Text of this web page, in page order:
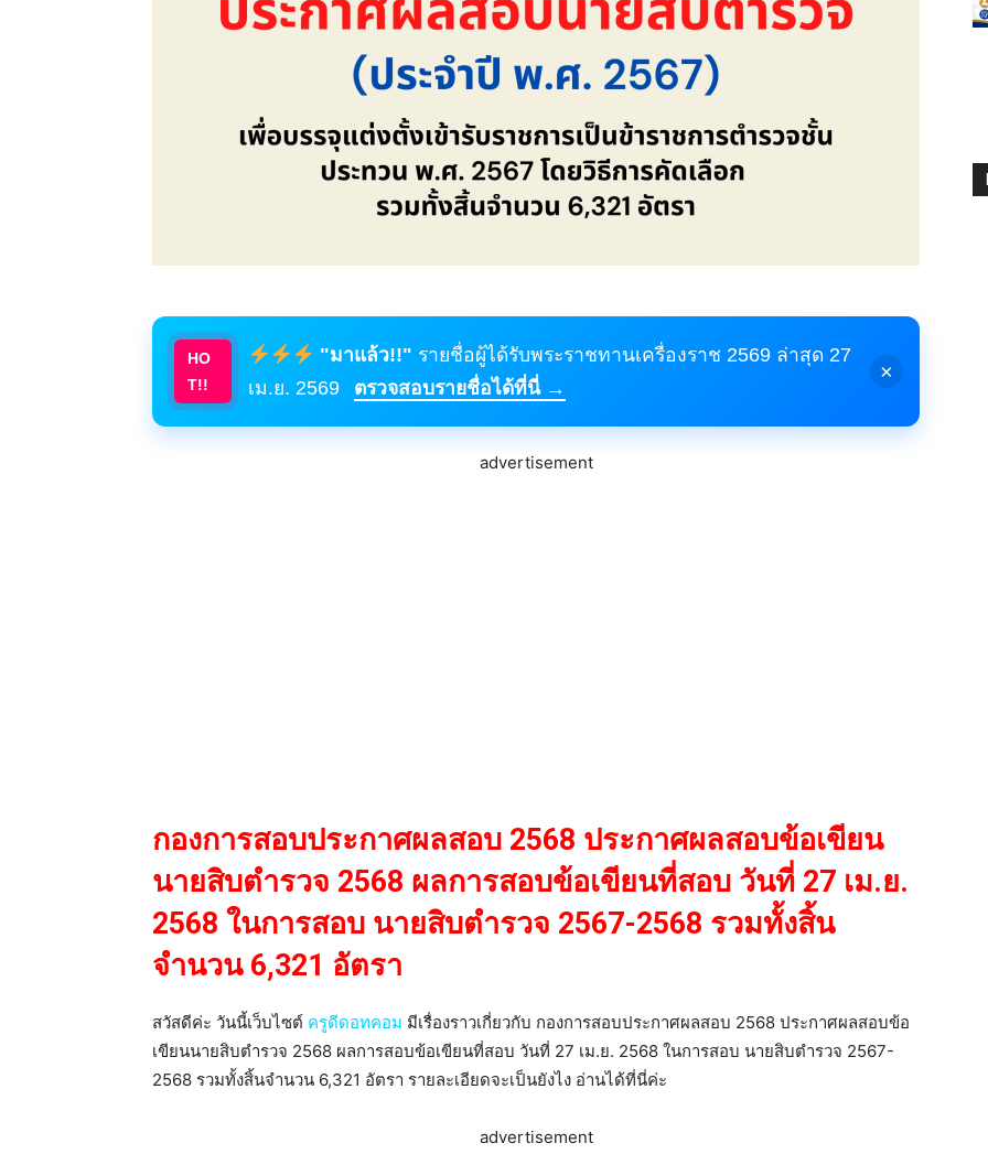
HO
T!!
"มาแล้ว!!" รายชื่อผู้ได้รับพระราชทานเครื่องราช 2569 ล่าสุด 27
เม.ย. 2569
ตรวจสอบรายชื่อได้ที่นี่ →
×
advertisement
กองการสอบประกาศผลสอบ 2568 ประกาศผลสอบข้อเขียน
นายสิบตำรวจ 2568 ผลการสอบข้อเขียนที่สอบ วันที่ 27 เม.ย.
2568 ในการสอบ นายสิบตำรวจ 2567-2568 รวมทั้งสิ้น
จำนวน 6,321 อัตรา
สวัสดีค่ะ วันนี้เว็บไซต์ ครูดีดอทคอม มีเรื่องราวเกี่ยวกับ กองการสอบประกาศผลสอบ 2568 ประกาศผลสอบข้อ
เขียนนายสิบตำรวจ 2568 ผลการสอบข้อเขียนที่สอบ วันที่ 27 เม.ย. 2568 ในการสอบ นายสิบตำรวจ 2567-
2568 รวมทั้งสิ้นจำนวน 6,321 อัตรา รายละเอียดจะเป็นยังไง อ่านได้ที่นี่ค่ะ
advertisement